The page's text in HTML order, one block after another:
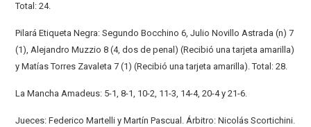
Total: 24.
Pilará Etiqueta Negra: Segundo Bocchino 6, Julio Novillo Astrada (n) 7
(1), Alejandro Muzzio 8 (4, dos de penal) (Recibió una tarjeta amarilla)
y Matías Torres Zavaleta 7 (1) (Recibió una tarjeta amarilla). Total: 28.
La Mancha Amadeus: 5-1, 8-1, 10-2, 11-3, 14-4, 20-4 y 21-6.
Jueces: Federico Martelli y Martín Pascual. Árbitro: Nicolás Scortichini.